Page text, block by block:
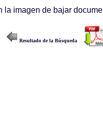
la imagen de bajar
Resultado de la Búsqueda